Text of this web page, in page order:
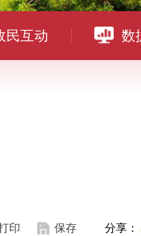
民互动 数
印 保存 分享：